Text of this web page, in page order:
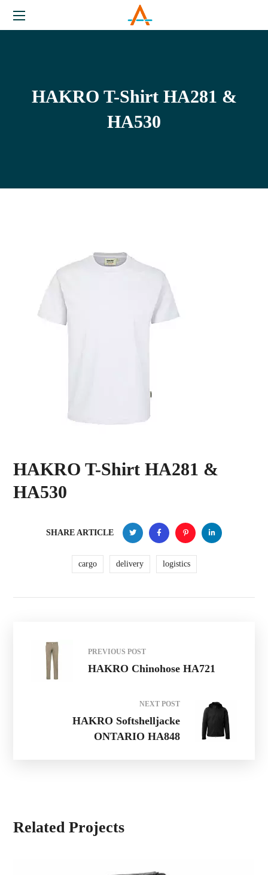
HAKRO T-Shirt HA281 &
HA530
HAKRO T-Shirt HA281 &
HA530
SHARE ARTICLE
cargo delivery logistics
PREVIOUS POST
HAKRO Chinohose HA721
NEXT POST
HAKRO Softshelljacke
ONTARIO HA848
Related Projects